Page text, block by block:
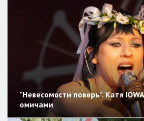
"Невесомости поверь". Катя
омичами